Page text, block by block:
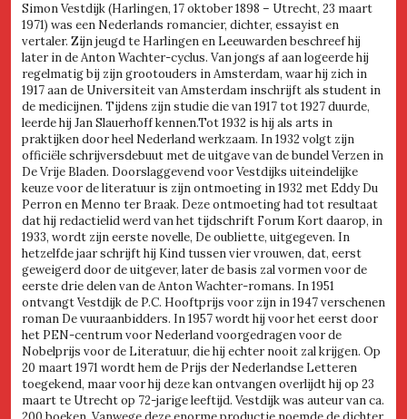
Simon Vestdijk (Harlingen, 17 oktober 1898 – Utrecht, 23 maart
1971) was een Nederlands romancier, dichter, essayist en
vertaler. Zijn jeugd te Harlingen en Leeuwarden beschreef hij
later in de Anton Wachter-cyclus. Van jongs af aan logeerde hij
regelmatig bij zijn grootouders in Amsterdam, waar hij zich in
1917 aan de Universiteit van Amsterdam inschrijft als student in
de medicijnen. Tijdens zijn studie die van 1917 tot 1927 duurde,
leerde hij Jan Slauerhoff kennen.Tot 1932 is hij als arts in
praktijken door heel Nederland werkzaam. In 1932 volgt zijn
officiële schrijversdebuut met de uitgave van de bundel Verzen in
De Vrije Bladen. Doorslaggevend voor Vestdijks uiteindelijke
keuze voor de literatuur is zijn ontmoeting in 1932 met Eddy Du
Perron en Menno ter Braak. Deze ontmoeting had tot resultaat
dat hij redactielid werd van het tijdschrift Forum Kort daarop, in
1933, wordt zijn eerste novelle, De oubliette, uitgegeven. In
hetzelfde jaar schrijft hij Kind tussen vier vrouwen, dat, eerst
geweigerd door de uitgever, later de basis zal vormen voor de
eerste drie delen van de Anton Wachter-romans. In 1951
ontvangt Vestdijk de P.C. Hooftprijs voor zijn in 1947 verschenen
roman De vuuraanbidders. In 1957 wordt hij voor het eerst door
het PEN-centrum voor Nederland voorgedragen voor de
Nobelprijs voor de Literatuur, die hij echter nooit zal krijgen. Op
20 maart 1971 wordt hem de Prijs der Nederlandse Letteren
toegekend, maar voor hij deze kan ontvangen overlijdt hij op 23
maart te Utrecht op 72-jarige leeftijd. Vestdijk was auteur van ca.